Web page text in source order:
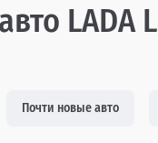
LADA
Почти новые авто